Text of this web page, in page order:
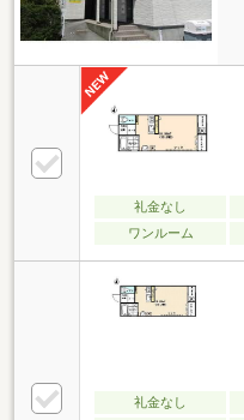
礼金なし
ワンルーム
礼金なし